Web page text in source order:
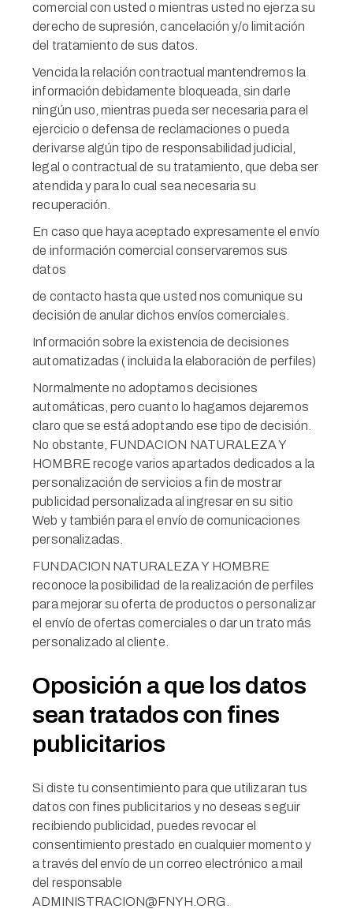
comercial con usted o mientras usted no ejerza su
derecho de supresión, cancelación y/o limitación
del tratamiento de sus datos.
Vencida la relación contractual mantendremos la
información debidamente bloqueada, sin darle
ningún uso, mientras pueda ser necesaria para el
ejercicio o defensa de reclamaciones o pueda
derivarse algún tipo de responsabilidad judicial,
legal o contractual de su tratamiento, que deba ser
atendida y para lo cual sea necesaria su
recuperación.
En caso que haya aceptado expresamente el envío
de información comercial conservaremos sus
datos
de contacto hasta que usted nos comunique su
decisión de anular dichos envíos comerciales.
Información sobre la existencia de decisiones
automatizadas ( incluida la elaboración de perfiles)
Normalmente no adoptamos decisiones
automáticas, pero cuanto lo hagamos dejaremos
claro que se está adoptando ese tipo de decisión.
No obstante, FUNDACION NATURALEZA Y
HOMBRE recoge varios apartados dedicados a la
personalización de servicios a fin de mostrar
publicidad personalizada al ingresar en su sitio
Web y también para el envío de comunicaciones
personalizadas.
FUNDACION NATURALEZA Y HOMBRE
reconoce la posibilidad de la realización de perfiles
para mejorar su oferta de productos o personalizar
el envío de ofertas comerciales o dar un trato más
personalizado al cliente.
Oposición a que los datos
sean tratados con fines
publicitarios
Si diste tu consentimiento para que utilizaran tus
datos con fines publicitarios y no deseas seguir
recibiendo publicidad, puedes revocar el
consentimiento prestado en cualquier momento y
a través del envío de un correo electrónico a mail
del responsable
ADMINISTRACION@FNYH.ORG.